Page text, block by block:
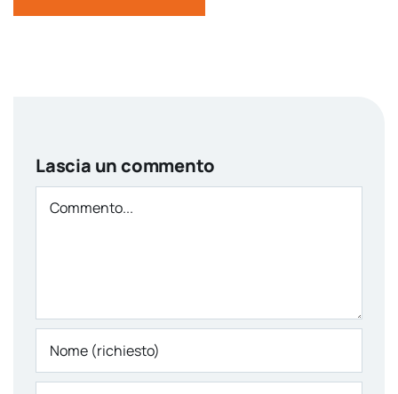
Lascia un commento
Comment